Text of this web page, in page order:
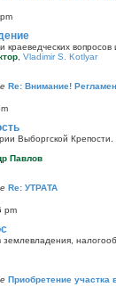
краеведческих
Vladimir S. Kotlyar
Re: Внимание!
Выборгской Крепости.
Павлов
Re: УТРАТА
pm
Приобретение участка